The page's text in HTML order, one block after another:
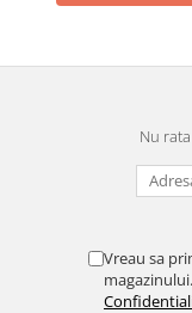
Nu
Vreau sa